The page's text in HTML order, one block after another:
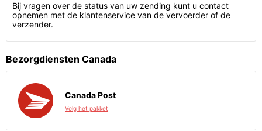
Bij vragen over de status van uw zending kunt u contact
opnemen met de klantenservice van de vervoerder of de
verzender.
Bezorgdiensten Canada
Canada Post
Volg het pakket